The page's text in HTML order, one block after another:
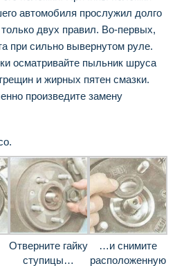
автомобиля прослужил долго
двух правил. Во-первых,
при сильно вывернутом руле.
осматривайте пыльник шруса
и жирных пятен смазки.
произведите замену
Отверните гайку
ступицы…
…и снимите
расположенную